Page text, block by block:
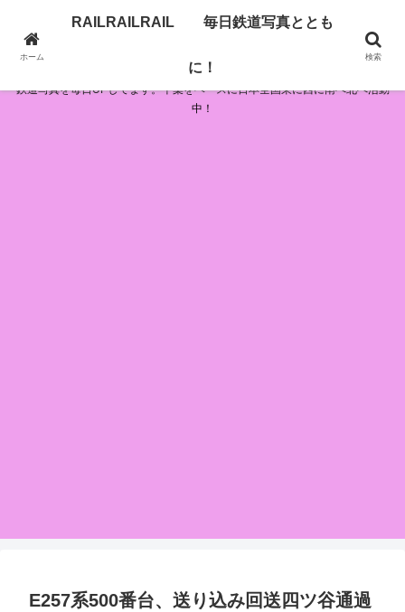
RAILRAILRAIL 毎日鉄道写真とともに！
鉄道写真を毎日UPしてます。千葉をベースに日本全国東に西に南へ北へ活動
中！
E257系500番台、送り込み回送四ツ谷通過
ホーム
RAILRAILRAIL 毎日鉄道写真ととも
に！
検索